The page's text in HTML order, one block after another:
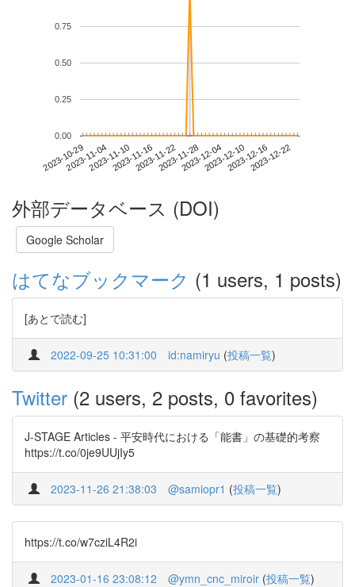
2023-10-292023-11-042023-11-102023-11-162023-11-222023-11-282023-12-042023-12-102023-12-162023-12-22
0.00
0.25
0.50
0.75
外部データベース (DOI)
Google Scholar
はてなブックマーク (1 users, 1 posts)
[あとで読む]
2022-09-25 10:31:00 id:namiryu (投稿一覧)
Twitter (2 users, 2 posts, 0 favorites)
J-STAGE Articles - 平安時代における「能書」の基礎的考察
https://t.co/0je9UUjIy5
2023-11-26 21:38:03 @samiopr1 (投稿一覧)
https://t.co/w7cziL4R2i
2023-01-16 23:08:12 @ymn_cnc_miroir (投稿一覧)